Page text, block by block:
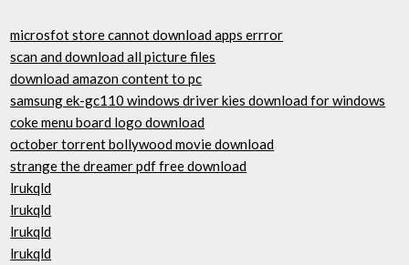
microsfot store cannot download apps errror
scan and download all picture files
download amazon content to pc
samsung ek-gc110 windows driver kies download for windows
coke menu board logo download
october torrent bollywood movie download
strange the dreamer pdf free download
lrukqld
lrukqld
lrukqld
lrukqld